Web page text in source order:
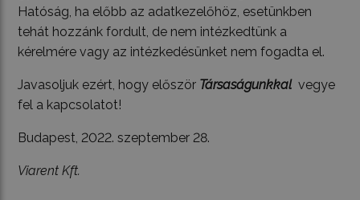
Hatóság, ha előbb az adatkezelőhöz, esetünkben
tehát hozzánk fordult, de nem intézkedtünk a
kérelmére vagy az intézkedésünket nem fogadta el.
Javasoljuk ezért, hogy először Társaságunkkalvegye
fel a kapcsolatot!
Budapest, 2022. szeptember 28.
Viarent Kft.